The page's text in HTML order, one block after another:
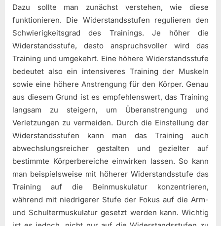
Dazu sollte man zunächst verstehen, wie diese
funktionieren. Die Widerstandsstufen regulieren den
Schwierigkeitsgrad des Trainings. Je höher die
Widerstandsstufe, desto anspruchsvoller wird das
Training und umgekehrt. Eine höhere Widerstandsstufe
bedeutet also ein intensiveres Training der Muskeln
sowie eine höhere Anstrengung für den Körper. Genau
aus diesem Grund ist es empfehlenswert, das Training
langsam zu steigern, um Überanstrengung und
Verletzungen zu vermeiden. Durch die Einstellung der
Widerstandsstufen kann man das Training auch
abwechslungsreicher gestalten und gezielter auf
bestimmte Körperbereiche einwirken lassen. So kann
man beispielsweise mit höherer Widerstandsstufe das
Training auf die Beinmuskulatur konzentrieren,
während mit niedrigerer Stufe der Fokus auf die Arm-
und Schultermuskulatur gesetzt werden kann. Wichtig